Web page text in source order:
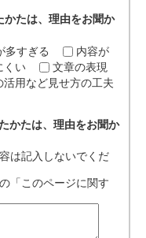
かたは、理由をお聞か
多すぎる
内容が
くい
文章の表現
活用など見せ方の工夫
かたは、理由をお聞か
は記入しないでくだ
「このページに関す